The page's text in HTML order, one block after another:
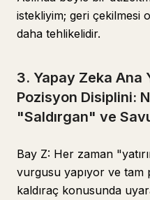
istekliyim; geri çekilmesi
daha tehlikelidir.
3. Yapay Zeka Ana
Pozisyon Disiplini:
"Saldırgan" ve
Bay Z: Her zaman
vurgusu yapıyor ve
kaldıraç konusunda